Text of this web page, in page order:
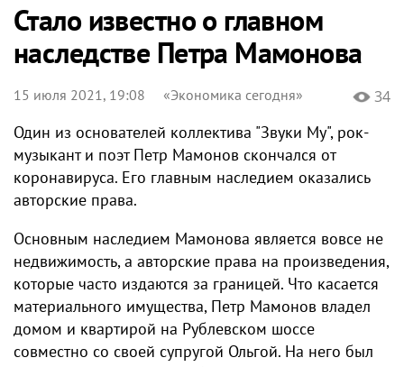
Стало известно о главном
наследстве Петра Мамонова
15 июля 2021, 19:08 «Экономика сегодня» 34
Один из основателей коллектива "Звуки Му", рок-
музыкант и поэт Петр Мамонов скончался от
коронавируса. Его главным наследием оказались
авторские права.
Основным наследием Мамонова является вовсе не
недвижимость, а авторские права на произведения,
которые часто издаются за границей. Что касается
материального имущества, Петр Мамонов владел
домом и квартирой на Рублевском шоссе
совместно со своей супругой Ольгой. На него был